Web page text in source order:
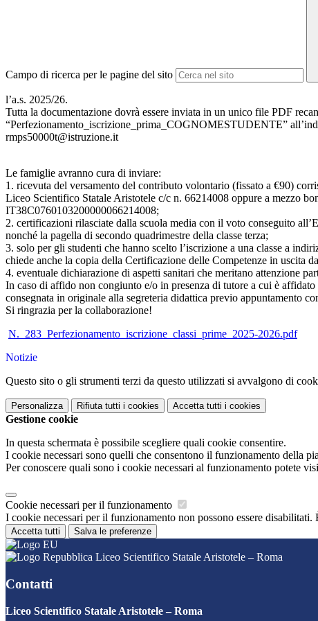
Campo di ricerca per le pagine del sito
l’a.s. 2025/26.
Tutta la documentazione dovrà essere inviata in un unico file PDF
“Perfezionamento_iscrizione_prima_COGNOMESTUDENTE”
rmps50000t@istruzione.it
Le famiglie avranno cura di inviare:
1. ricevuta del versamento del contributo volontario (fissato a €90)
Liceo Scientifico Statale Aristotele c/c n. 66214008 oppure a mezzo
IT38C0760103200000066214008;
2. certificazioni rilasciate dalla scuola media con il voto conseguito
nonché la pagella di secondo quadrimestre della classe terza;
3. solo per gli studenti che hanno scelto l’iscrizione a una classe a
chiede anche la copia della Certificazione delle Competenze in uscita
4. eventuale dichiarazione di aspetti sanitari che meritano attenzione
In caso di affido non congiunto e/o in presenza di tutore a cui è
consegnata in originale alla segreteria didattica previo appuntamento
Si ringrazia per la collaborazione!
N._283_Perfezionamento_iscrizione_classi_prime_2025-2026.pdf
Notizie
Questo sito o gli strumenti terzi da questo utilizzati si avvalgono di
Personalizza Rifiuta tutti i cookies Accetta tutti i cookies
Gestione cookie
In questa schermata è possibile scegliere quali cookie consentire.
I cookie necessari sono quelli che consentono il funzionamento della
Per conoscere quali sono i cookie necessari al funzionamento potete
Cookie necessari per il funzionamento
I cookie necessari per il funzionamento non possono essere
Accetta tutti Salva le preferenze
Liceo Scientifico Statale Aristotele – Roma
Contatti
Liceo Scientifico Statale Aristotele – Roma